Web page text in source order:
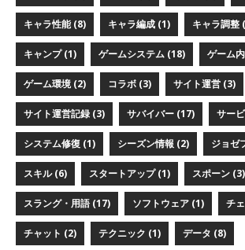
キャラ性能 (8) キャラ編成 (1) キャラ調整
キャンプ (1) ゲームシステム (18) ゲーム
ゲーム環境 (2) コラボ (3) サイト運営 (3)
サイト運営記録 (3) サバイバー (17) サー
システム修復 (1) シーズン情報 (2) ジョゼ
スキル (6) スタートアップ (1) スポーン (3)
スラング・用語 (17) ソフトウェア (1) チ
チャット (2) テクニック (1) データ (8)